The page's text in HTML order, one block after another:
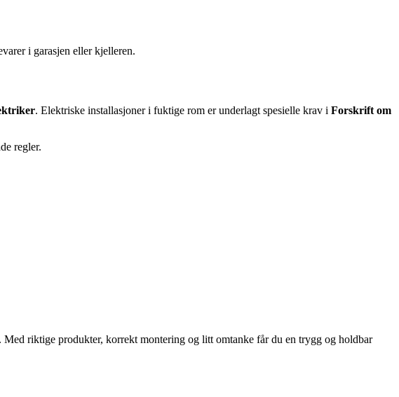
i garasjen eller kjelleren.
. Elektriske installasjoner i fuktige rom er underlagt spesielle krav i Forskrift om
regler.
riktige produkter, korrekt montering og litt omtanke får du en trygg og holdbar